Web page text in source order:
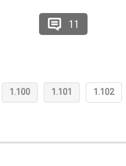
11
1.100 1.101 1.102